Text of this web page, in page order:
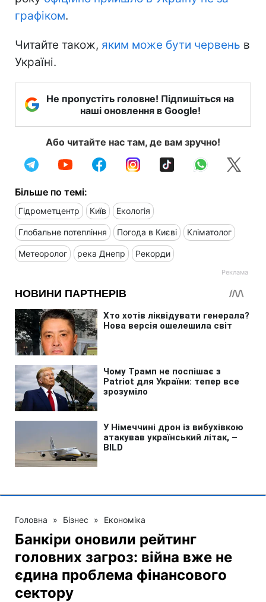
графіком.
Читайте також, яким може бути червень в
Україні.
Не пропустіть головне! Підпишіться на
наші оновлення в Google!
Або читайте нас там, де вам зручно!
Більше по темі:
Гідрометцентр Київ Екологія
Глобальне потепління Погода в Києві Кліматолог
Метеоролог река Днепр Рекорди
Головна » Бізнес » Економіка
Банкіри оновили рейтинг
головних загроз: війна вже не
єдина проблема фінансового
сектору